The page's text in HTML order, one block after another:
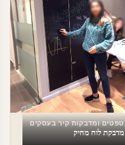
טפטים ומדבקות קיר בעסקים
מדבקת לוח מחיק